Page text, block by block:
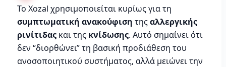
Το Xozal χρησιμοποιείται κυρίως για τη
συμπτωματική ανακούφιση τηςαλλεργικής
ρινίτιδας και της κνίδωσης. Αυτό σημαίνει ότι
δεν “διορθώνει” τη βασική προδιάθεση του
ανοσοποιητικού συστήματος, αλλά μειώνει την